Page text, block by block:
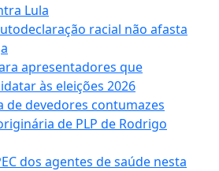
Lula
racial não afasta
apresentadores que
às eleições 2026
de devedores contumazes
de PLP de Rodrigo
dos agentes de saúde nesta